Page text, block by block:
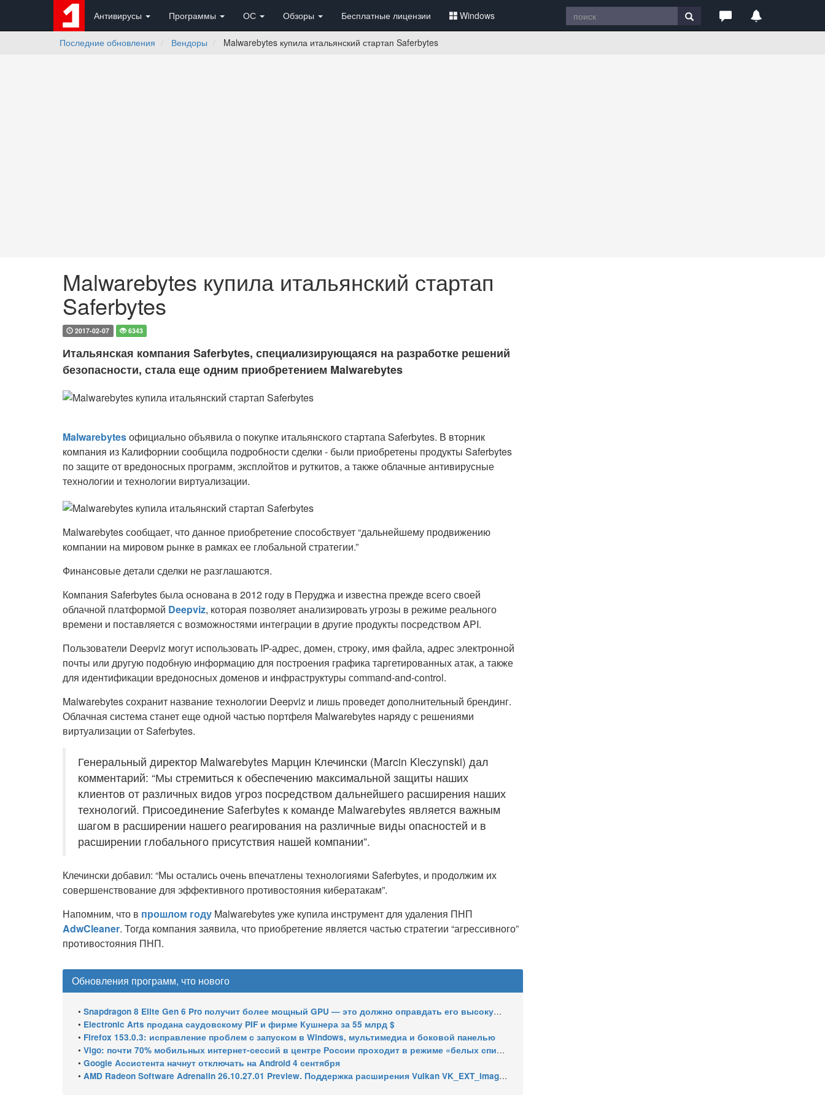
Антивирусы Программы ОС Обзоры Бесплатные лицензии Windows
Последние обновления Вендоры Malwarebytes купила итальянский стартап Saferbytes
Malwarebytes купила итальянский стартап
Saferbytes
2017-02-07 6343
Итальянская компания Saferbytes, специализирующаяся на разработке решений
безопасности, стала еще одним приобретением Malwarebytes
Malwarebytesофициально объявила о покупке итальянского стартапа Saferbytes. В вторник
компания из Калифорнии сообщила подробности сделки - были приобретены продукты Saferbytes
по защите от вредоносных программ, эксплойтов и руткитов, а также облачные антивирусные
технологии и технологии виртуализации.
Malwarebytes сообщает, что данное приобретение способствует “дальнейшему продвижению
компании на мировом рынке в рамках ее глобальной стратегии.”
Финансовые детали сделки не разглашаются.
Компания Saferbytes была основана в 2012 году в Перуджа и известна прежде всего своей
облачной платформой Deepviz, которая позволяет анализировать угрозы в режиме реального
времени и поставляется с возможностями интеграции в другие продукты посредством API.
Пользователи Deepviz могут использовать IP-адрес, домен, строку, имя файла, адрес электронной
почты или другую подобную информацию для построения графика таргетированных атак, а также
для идентификации вредоносных доменов и инфраструктуры сommand-and-сontrol.
Malwarebytes сохранит название технологии Deepviz и лишь проведет дополнительный брендинг.
Облачная система станет еще одной частью портфеля Malwarebytes наряду с решениями
виртуализации от Saferbytes.
Генеральный директор Malwarebytes Марцин Клечински (Marcin Kleczynski) дал
комментарий: “Мы стремиться к обеспечению максимальной защиты наших
клиентов от различных видов угроз посредством дальнейшего расширения наших
технологий. Присоединение Saferbytes к команде Malwarebytes является важным
шагом в расширении нашего реагирования на различные виды опасностей и в
расширении глобального присутствия нашей компании”.
Клечински добавил: “Мы остались очень впечатлены технологиями Saferbytes, и продолжим их
совершенствование для эффективного противостояния кибератакам”.
Напомним, что в прошлом году Malwarebytes уже купила инструмент для удаления ПНП
AdwCleaner. Тогда компания заявила, что приобретение является частью стратегии “агрессивного”
противостояния ПНП.
Обновления программ, что нового
• Snapdragon 8 Elite Gen 6 Pro получит более мощный GPU — это должно оправдать его высокую цену
• Electronic Arts продана саудовскому PIF и фирме Кушнера за 55 млрд $
• Firefox 153.0.3: исправление проблем с запуском в Windows, мультимедиа и боковой панелью
• Vigo: почти 70% мобильных интернет-сессий в центре России проходит в режиме «белых списков»
• Google Ассистента начнут отключать на Android 4 сентября
• AMD Radeon Software Adrenalin 26.10.27.01 Preview. Поддержка расширения Vulkan VK_EXT_image_tiling_control